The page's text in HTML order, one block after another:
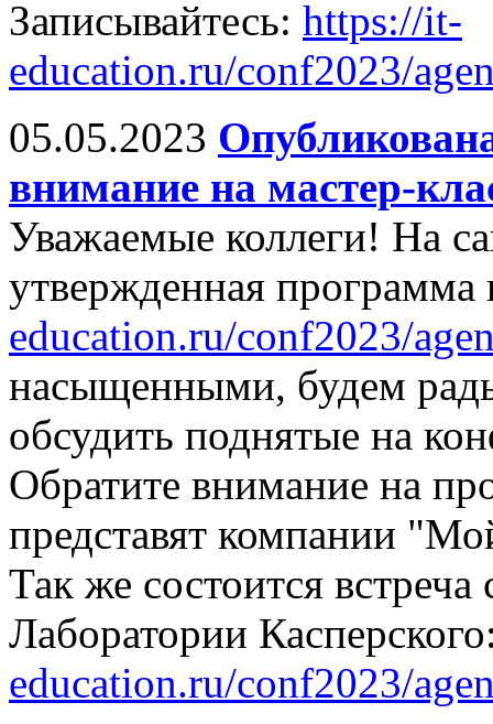
Записывайтесь: https://it-
education.ru/conf2023/
05.05.2023
внимание на мастер-
Уважаемые коллеги! На
утвержденная
education.ru/conf2023/
насыщенными, будем
обсудить поднятые на
Обратите внимание на
представят компании
Так же состоится встреча
Лаборатории
education.ru/conf2023/